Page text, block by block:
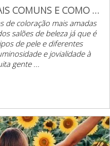
OS TIPOS DE MECHAS MAIS COMUNS E COMO CUIDAR
de coloração mais amadas
salões de beleza já que é
de pele e diferentes
e jovialidade à
gente ...